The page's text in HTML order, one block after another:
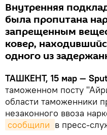
Внутренняя
была пропитана
запрещенным
ковер,
одного из
ТАШКЕНТ, 15 мар —
таможенном посту
области таможенники
незаконного ввоза
сообщили в пресс-